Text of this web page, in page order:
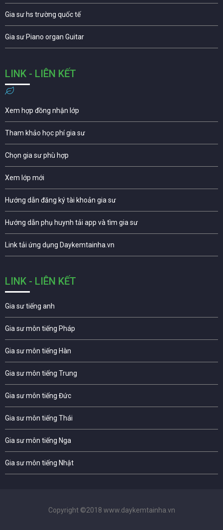
Gia sư hs trường quốc tế
Gia sư Piano organ Guitar
LINK - LIÊN KẾT
Xem hợp đồng nhận lớp
Tham khảo học phí gia sư
Chọn gia sư phù hợp
Xem lớp mới
Hướng dẫn đăng ký tài khoản gia sư
Hướng dẫn phụ huynh tải app và tìm gia sư
Link tải ứng dụng Daykemtainha.vn
LINK - LIÊN KẾT
Gia sư tiếng anh
Gia sư môn tiếng Pháp
Gia sư môn tiếng Hàn
Gia sư môn tiếng Trung
Gia sư môn tiếng Đức
Gia sư môn tiếng Thái
Gia sư môn tiếng Nga
Gia sư môn tiếng Nhật
Copyright ©2018 www.daykemtainha.vn